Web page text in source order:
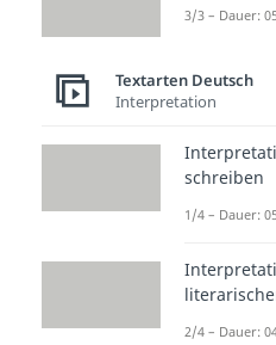
Studyflix
3/3 – Dauer:
Textarten Deutsch
Interpretation
schreiben
1/4 – Dauer:
2/4 – Dauer: